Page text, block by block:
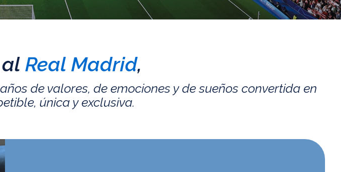
Real Madrid,
de valores, de emociones y de sueños convertida en
única y exclusiva.